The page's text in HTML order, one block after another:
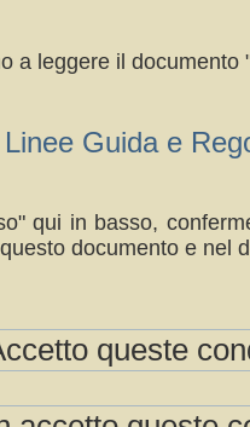
a leggere il
Guida e
qui in basso,
documento e nel